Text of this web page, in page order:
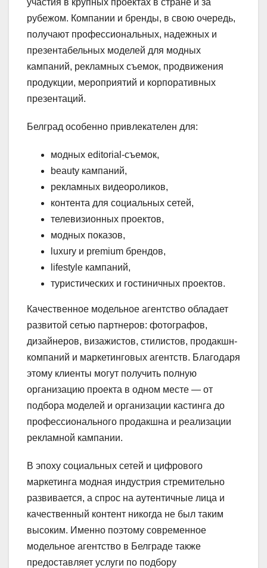
участия в крупных проектах в стране и за
рубежом. Компании и бренды, в свою очередь,
получают профессиональных, надежных и
презентабельных моделей для модных
кампаний, рекламных съемок, продвижения
продукции, мероприятий и корпоративных
презентаций.
Белград особенно привлекателен для:
модных editorial-съемок,
beauty кампаний,
рекламных видеороликов,
контента для социальных сетей,
телевизионных проектов,
модных показов,
luxury и premium брендов,
lifestyle кампаний,
туристических и гостиничных проектов.
Качественное модельное агентство обладает
развитой сетью партнеров: фотографов,
дизайнеров, визажистов, стилистов, продакшн-
компаний и маркетинговых агентств. Благодаря
этому клиенты могут получить полную
организацию проекта в одном месте — от
подбора моделей и организации кастинга до
профессионального продакшна и реализации
рекламной кампании.
В эпоху социальных сетей и цифрового
маркетинга модная индустрия стремительно
развивается, а спрос на аутентичные лица и
качественный контент никогда не был таким
высоким. Именно поэтому современное
модельное агентство в Белграде также
предоставляет услуги по подбору